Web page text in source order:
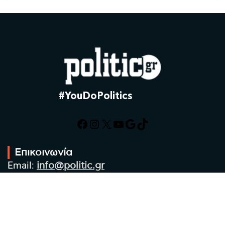
#YouDoPolitics
Facebook
Instagram
X YouTube
Google
TikTok
Επικοινωνία
Email: info@politic.gr